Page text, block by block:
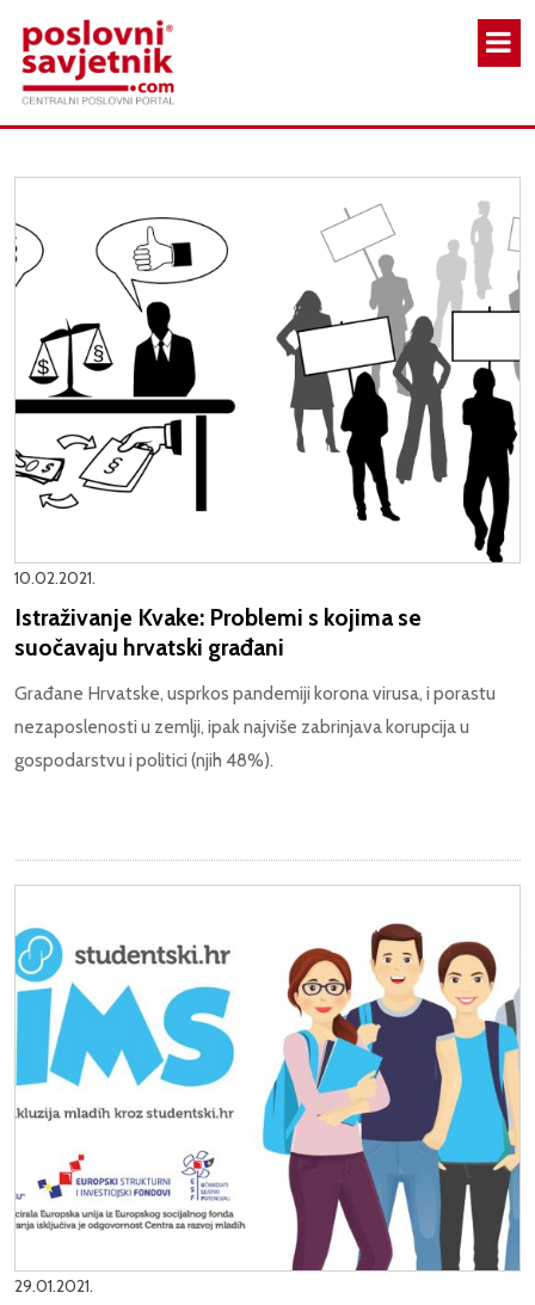
10.02.2021.
Istraživanje Kvake: Problemi s kojima se
suočavaju hrvatski građani
Građane Hrvatske, usprkos pandemiji korona virusa, i porastu
nezaposlenosti u zemlji, ipak najviše zabrinjava korupcija u
gospodarstvu i politici (njih 48%).
29.01.2021.